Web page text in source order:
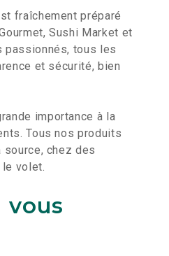
fraîchement préparé
Sushi Market et
passionnés, tous les
et sécurité, bien
importance à la
Tous nos produits
chez des
volet.
vous